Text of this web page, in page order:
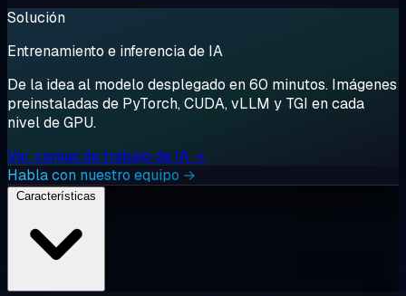
Solución
Entrenamiento e inferencia de IA
De la idea al modelo desplegado en 60 minutos. Imágenes
preinstaladas de PyTorch, CUDA, vLLM y TGI en cada
nivel de GPU.
Ver cargas de trabajo de IA →
Habla con nuestro equipo →